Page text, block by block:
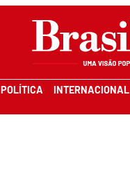
POLÍTICA INTERNACIONAL